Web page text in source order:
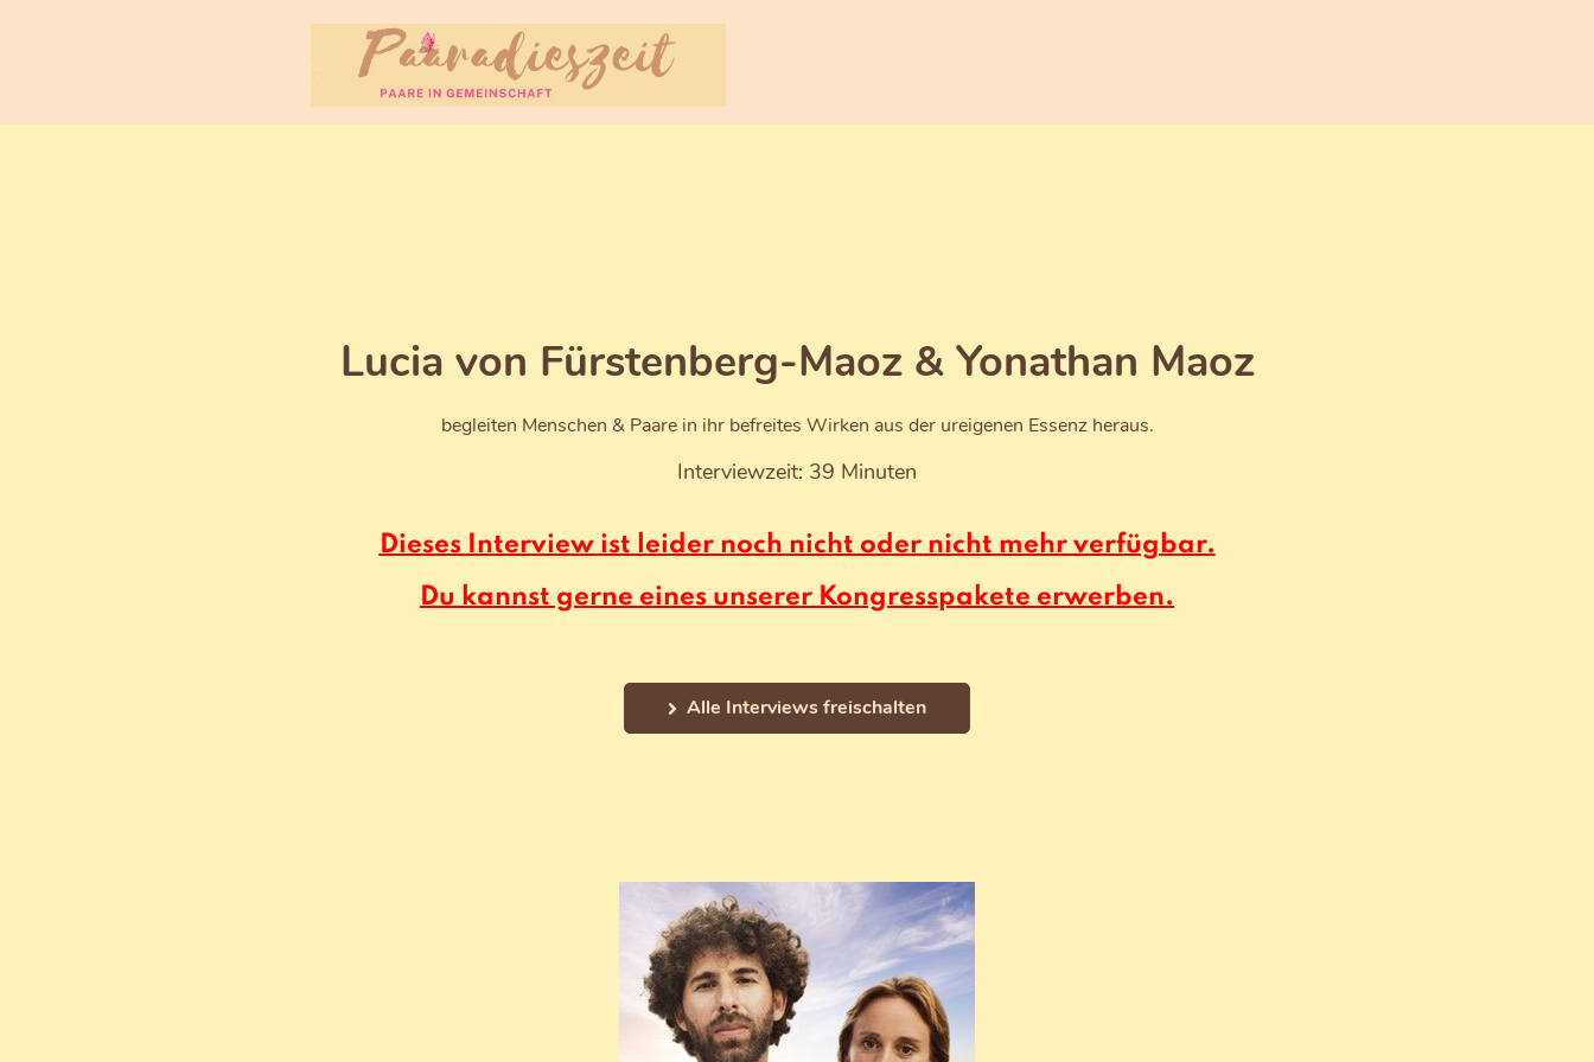
Lucia von Fürstenberg-Maoz & Yonathan Maoz
begleiten Menschen & Paare in ihr befreites Wirken aus der ureigenen Essenz heraus.
Interviewzeit: 39 Minuten
Dieses Interview ist leider noch nicht oder nicht mehr verfügbar.
Du kannst gerne eines unserer Kongresspakete erwerben.
Alle Interviews freischalten